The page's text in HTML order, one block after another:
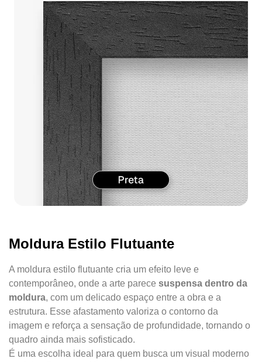
Moldura Estilo Flutuante
A moldura estilo flutuante cria um efeito leve e
contemporâneo, onde a arte parece suspensa dentro da
moldura, com um delicado espaço entre a obra e a
estrutura. Esse afastamento valoriza o contorno da
imagem e reforça a sensação de profundidade, tornando o
quadro ainda mais sofisticado.
É uma escolha ideal para quem busca um visual moderno